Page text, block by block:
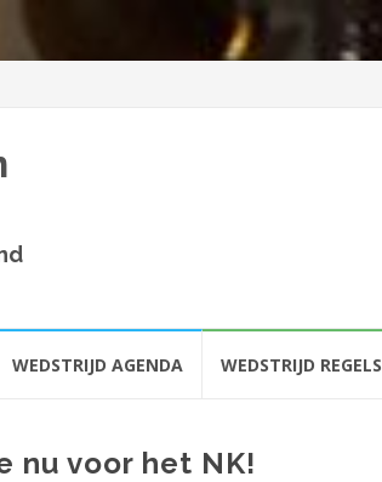
WEDSTRIJD AGENDA WEDSTRIJD REGELS
nu voor het NK!